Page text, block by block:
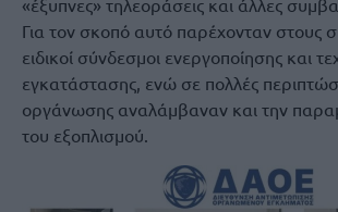
«έξυπνες» τηλεοράσεις και άλλες
Για τον σκοπό αυτό παρέχονταν στους
ειδικοί σύνδεσμοι ενεργοποίησης και
εγκατάστασης, ενώ σε πολλές
οργάνωσης αναλάμβαναν και την
του εξοπλισμού.